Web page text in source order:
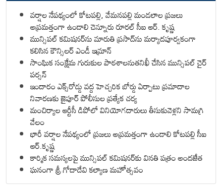
వర్షాల నేపథ్యంలో కోటపల్లి, వేమనపల్లి మండలాల ప్రజలు
అప్రమత్తంగా ఉండాలి చెన్నూరు రూరల్ సీఐ ఆర్. కృష్ణ
మున్సిపల్ కమిషనర్‌ను మారుతి ప్రసాద్‌ను మర్యాదపూర్వకంగా
కలిసిన కౌన్సిలర్ ఎండీ ఇమ్రాన్ ​
సాంఘిక సంక్షేమ గురుకుల పాఠశాలనుతనిఖీ చేసిన మున్సిపల్ చైర్
పర్సన్
ఇందారం ఎక్స్‌రోడ్డు వద్ద హెచ్చరిక బోర్డు ఏర్పాటు ప్రమాదాల
నివారణకు జైపూర్ పోలీసుల ప్రత్యేక చర్య
మంచిర్యాల ఆర్టీసీ డిపోలో వినియోగదారులు తీసుకువెళ్లని సామగ్రి
వేలం
భారీ వర్షాల నేపథ్యంలో ప్రజలు అప్రమత్తంగా ఉండాలి కోటపల్లి సీఐ
ఆర్.కృష్ణ
కార్మిక సమస్యలపై మున్సిపల్ కమిషనర్‌కు వినతి పత్రం అందజేత
ఘనంగా శ్రీ గోదాదేవి కల్యాణ మహోత్సవం